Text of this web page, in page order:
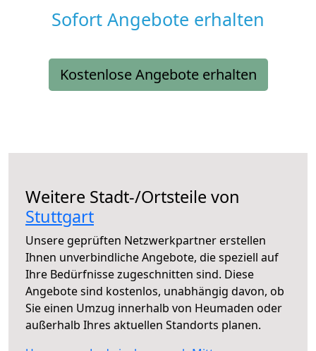
Sofort Angebote erhalten
Kostenlose Angebote erhalten
Weitere Stadt-/Ortsteile von
Stuttgart
Unsere geprüften Netzwerkpartner erstellen
Ihnen unverbindliche Angebote, die speziell auf
Ihre Bedürfnisse zugeschnitten sind. Diese
Angebote sind kostenlos, unabhängig davon, ob
Sie einen Umzug innerhalb von Heumaden oder
außerhalb Ihres aktuellen Standorts planen.